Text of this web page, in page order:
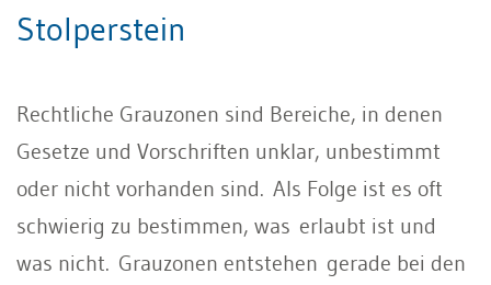
Stolperstein
Rechtliche Grauzonen sind Bereiche, in denen
Gesetze und Vorschriften unklar, unbestimmt
oder nicht vorhanden sind. Als Folge ist es oft
schwierig zu bestimmen, was erlaubt ist und
was nicht. Grauzonen entstehen gerade bei den